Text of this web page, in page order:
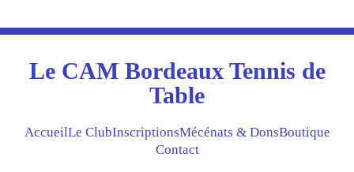
Le CAM Bordeaux Tennis de
Table
AccueilLe ClubInscriptionsMécénats & DonsBoutique
Contact